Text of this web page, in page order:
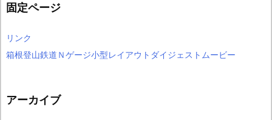
固定ページ
リンク
箱根登山鉄道Ｎゲージ小型レイアウトダイジェストムービー
アーカイブ